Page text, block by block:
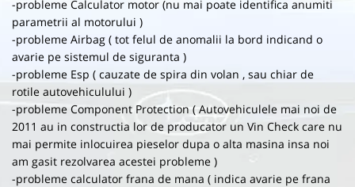
-probleme Calculator motor (nu mai poate identifica anumiti
parametrii al motorului )
-probleme Airbag ( tot felul de anomalii la bord indicand o
avarie pe sistemul de siguranta )
-probleme Esp ( cauzate de spira din volan , sau chiar de
rotile autovehiculului )
-probleme Component Protection ( Autovehiculele mai noi de
2011 au in constructia lor de producator un Vin Check care nu
mai permite inlocuirea pieselor dupa o alta masina insa noi
am gasit rezolvarea acestei probleme )
-probleme calculator frana de mana ( indica avarie pe frana